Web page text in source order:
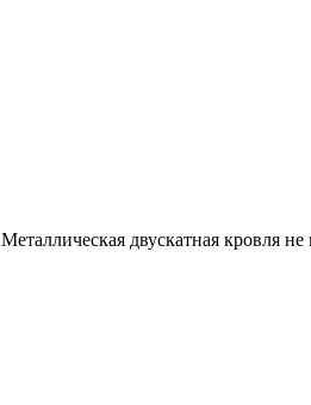
двускатная кровля